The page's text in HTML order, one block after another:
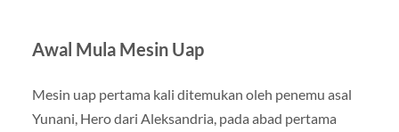
Awal Mula Mesin Uap
Mesin uap pertama kali ditemukan oleh penemu asal
Yunani, Hero dari Aleksandria, pada abad pertama